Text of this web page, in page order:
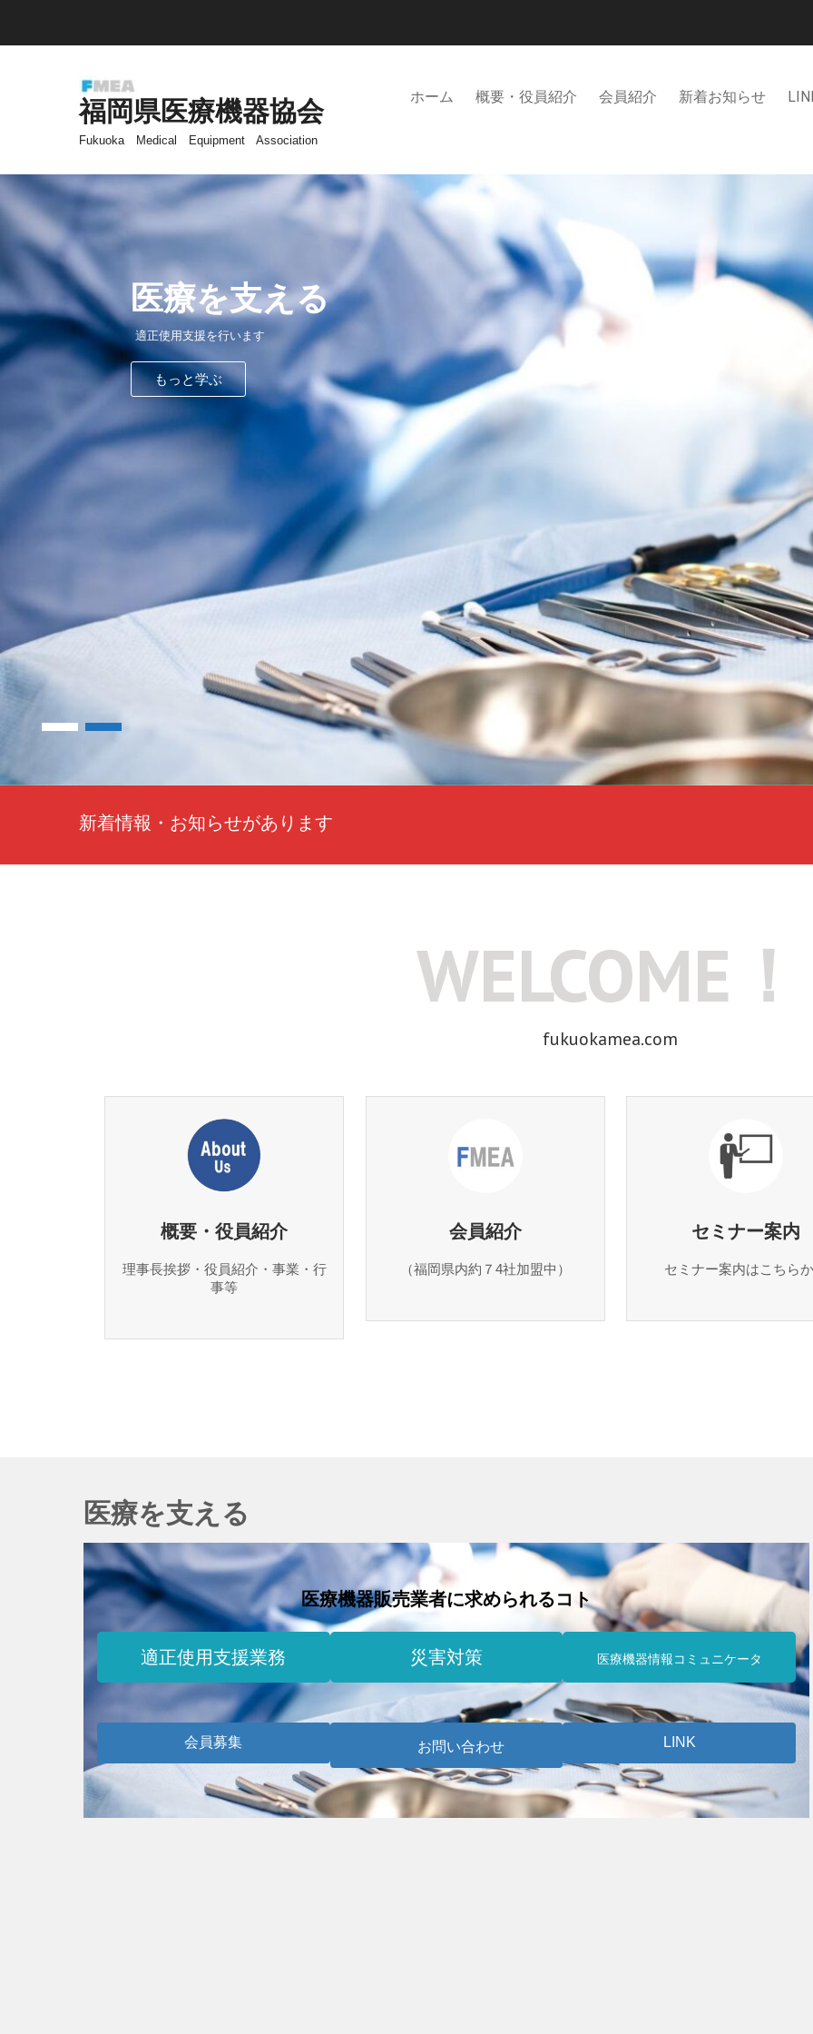
福岡県医療機器協会
Fukuoka Medical Equipment Association
ホーム 概要・役員紹介 会員紹介 新着お知らせ
医療を支える
適正使用支援を行います
もっと学ぶ
新着情報・お知らせがあります
WELCOME！
fukuokamea.com
概要・役員紹介
理事長挨拶・役員紹介・事業・行
事等
会員紹介
（福岡県内約７4社加盟中）
セミナー案内
セミナー案内はこちら
医療を支える
医療機器販売業者に求められるコト
適正使用支援業務 災害対策 医療機器情報コミュニケータ
会員募集 お問い合わせ LINK